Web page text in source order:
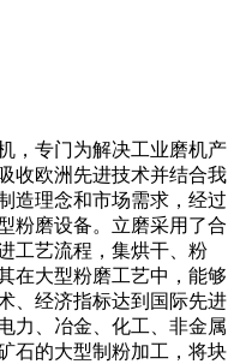
，专门为解决工业磨机产
收欧洲先进技术并结合我
造理念和市场需求，经过
粉磨设备。立磨采用了合
工艺流程，集烘干、粉
在大型粉磨工艺中，能够
、经济指标达到国际先进
力、冶金、化工、非金属
石的大型制粉加工，将块